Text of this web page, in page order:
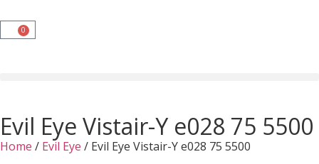
0
Evil Eye Vistair-Y e028 75 5500
Home / Evil Eye / Evil Eye Vistair-Y e028 75 5500